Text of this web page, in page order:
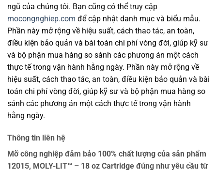
ngũ của chúng tôi. Bạn cũng có thể truy cập
mocongnghiep.com để cập nhật danh mục và biểu mẫu.
Phần này mở rộng về hiệu suất, cách thao tác, an toàn,
điều kiện bảo quản và bài toán chi phí vòng đời, giúp kỹ sư
và bộ phận mua hàng so sánh các phương án một cách
thực tế trong vận hành hằng ngày. Phần này mở rộng về
hiệu suất, cách thao tác, an toàn, điều kiện bảo quản và bài
toán chi phí vòng đời, giúp kỹ sư và bộ phận mua hàng so
sánh các phương án một cách thực tế trong vận hành
hằng ngày.
Thông tin liên hệ
Mỡ công nghiệp đảm bảo 100% chất lượng của sản phẩm
12015, MOLY-LIT™ – 18 oz Cartridge đúng như yêu cầu từ